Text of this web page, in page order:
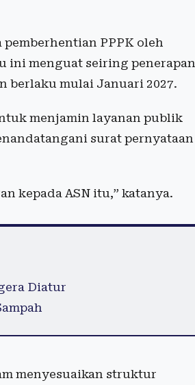
PPPK oleh
ini menguat seiring penerapan
berlaku mulai Januari 2027.
menjamin layanan publik
surat pernyataan
kepada ASN itu,” katanya.
Diatur
menyesuaikan struktur